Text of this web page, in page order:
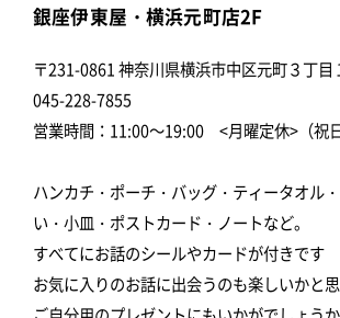
銀座伊東屋・横浜元町店2F
〒231-0861 神奈川県横浜市中区元町３丁目
045-228-7855
営業時間：11:00～19:00 <月曜定休>（祝
ハンカチ・ポーチ・バッグ・ティータオル
い・小皿・ポストカード・ノートなど。
すべてにお話のシールやカードが付きです
お気に入りのお話に出会うのも楽しいかと思